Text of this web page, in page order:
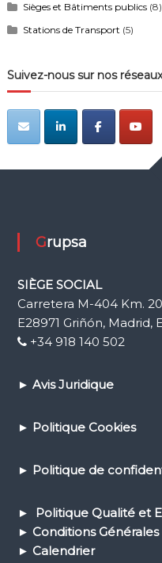
Sièges et Bâtiments publics(8)
Stations de Transport (5)
Suivez-nous sur nos réseaux
Grupsa
SIÈGE SOCIAL
Carretera M-404 Km. 20
E28971 Griñón, Madrid,
+34 918 140 502
► Avis Juridique
► Politique Cookies
► Politique de
► Politique Qualité et
► Conditions
► Calendrier